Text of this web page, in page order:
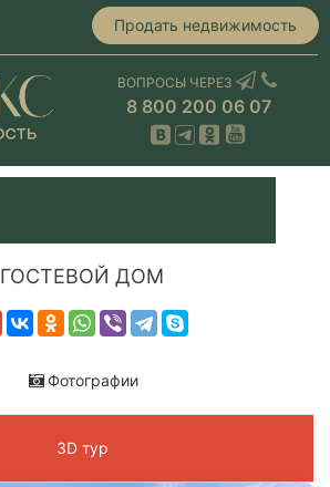
Продать недвижимость
ВОПРОСЫ ЧЕРЕЗ
8 800 200 06 07
ГОСТЕВОЙ ДОМ
Фотографии
3D тур